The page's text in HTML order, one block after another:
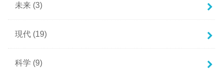
未来 (3)
現代 (19)
科学 (9)